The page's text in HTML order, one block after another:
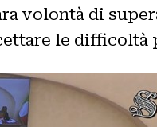
volontà di
le